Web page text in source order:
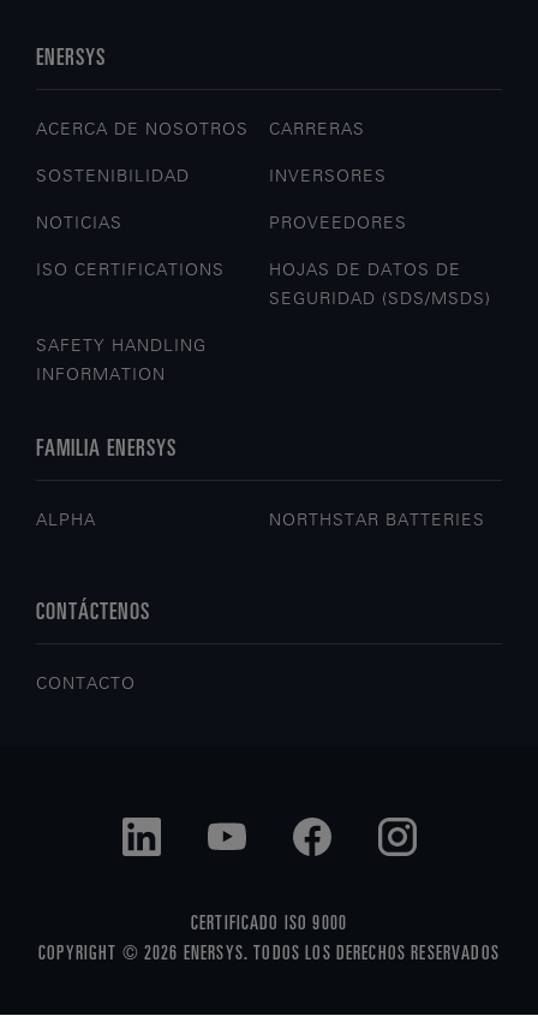
ENERSYS
ACERCA DE NOSOTROS CARRERAS
SOSTENIBILIDAD INVERSORES
NOTICIAS PROVEEDORES
ISO CERTIFICATIONS
HOJAS DE DATOS DE
SEGURIDAD (SDS/MSDS)
SAFETY HANDLING
INFORMATION
FAMILIA ENERSYS
ALPHA NORTHSTAR BATTERIES
CONTÁCTENOS
CONTACTO
CERTIFICADO ISO 9000
COPYRIGHT © 2026 ENERSYS. TODOS LOS DERECHOS RESERVADOS